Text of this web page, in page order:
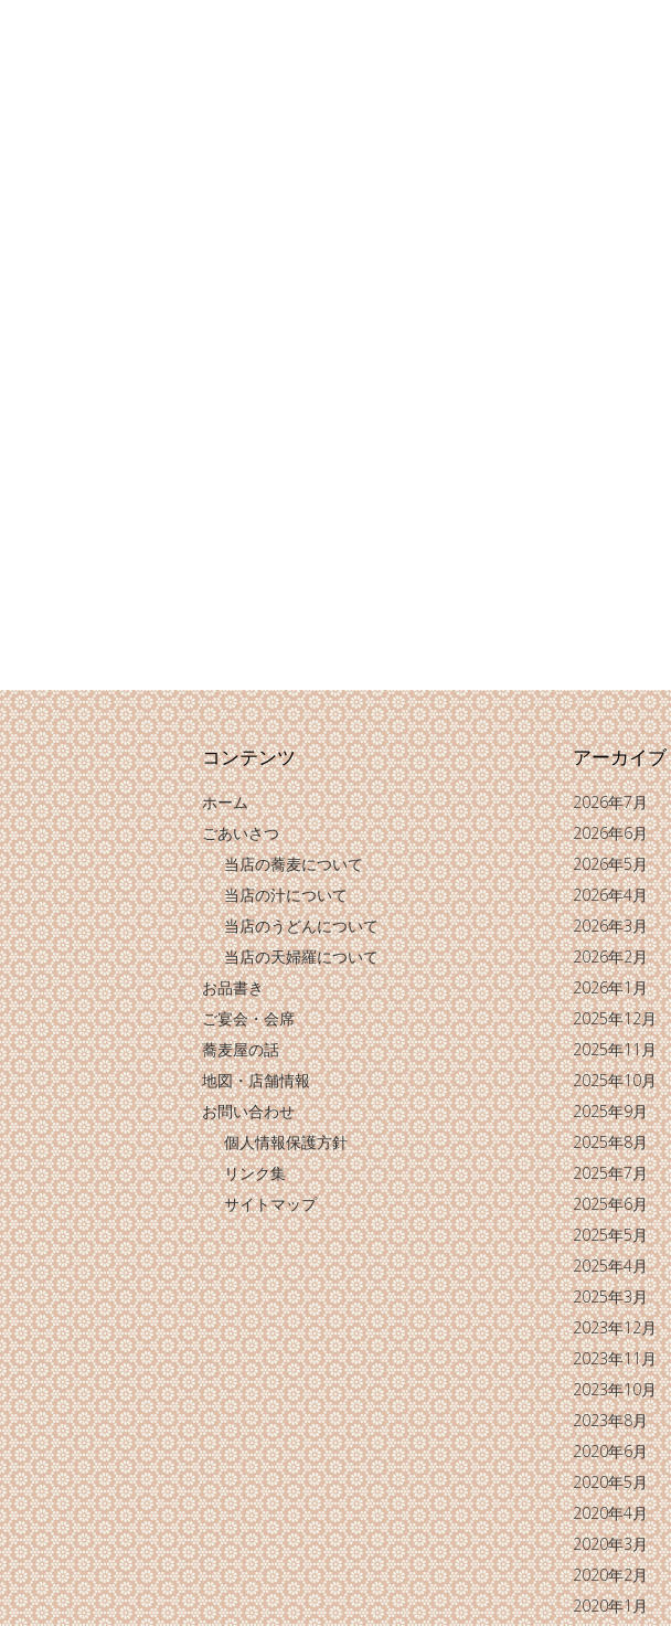
コンテンツ
ホーム
ごあいさつ
当店の蕎麦について
当店の汁について
当店のうどんについて
当店の天婦羅について
お品書き
ご宴会・会席
蕎麦屋の話
地図・店舗情報
お問い合わせ
個人情報保護方針
リンク集
サイトマップ
アーカイブ
2026年7月
2026年6月
2026年5月
2026年4月
2026年3月
2026年2月
2026年1月
2025年12月
2025年11月
2025年10月
2025年9月
2025年8月
2025年7月
2025年6月
2025年5月
2025年4月
2025年3月
2023年12月
2023年11月
2023年10月
2023年8月
2020年6月
2020年5月
2020年4月
2020年3月
2020年2月
2020年1月